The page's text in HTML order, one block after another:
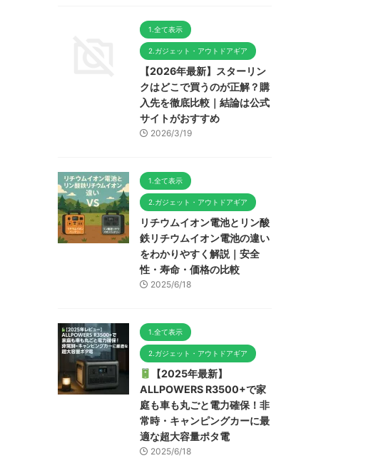
1.全て表示
2.ガジェット・アウトドアギア
【2026年最新】スターリン
クはどこで買うのが正解？購
入先を徹底比較｜結論は公式
サイトがおすすめ
2026/3/19
1.全て表示
2.ガジェット・アウトドアギア
リチウムイオン電池とリン酸
鉄リチウムイオン電池の違い
をわかりやすく解説｜安全
性・寿命・価格の比較
2025/6/18
1.全て表示
2.ガジェット・アウトドアギア
【2025年最新】
ALLPOWERS R3500+で家
庭も車も丸ごと電力確保！非
常時・キャンピングカーに最
適な超大容量ポタ電
2025/6/18